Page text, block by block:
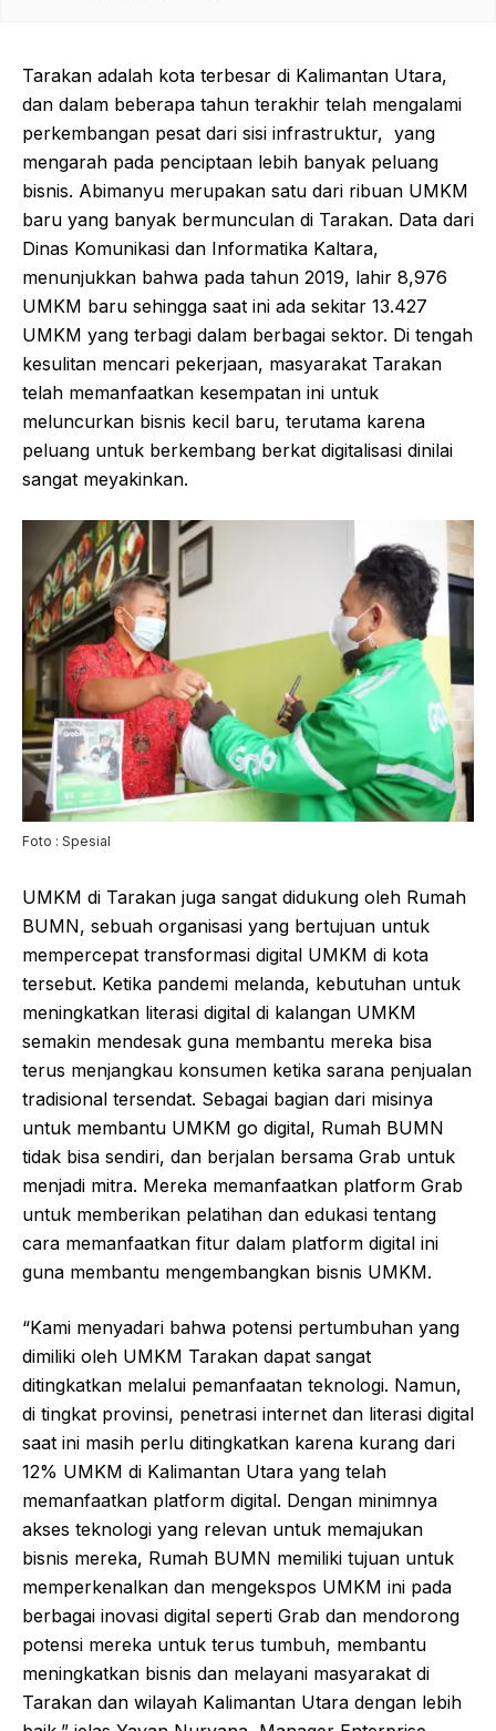
Tarakan adalah kota terbesar di Kalimantan Utara,
dan dalam beberapa tahun terakhir telah mengalami
perkembangan pesat dari sisi infrastruktur, yang
mengarah pada penciptaan lebih banyak peluang
bisnis. Abimanyu merupakan satu dari ribuan UMKM
baru yang banyak bermunculan di Tarakan. Data dari
Dinas Komunikasi dan Informatika Kaltara,
menunjukkan bahwa pada tahun 2019, lahir 8,976
UMKM baru sehingga saat ini ada sekitar 13.427
UMKM yang terbagi dalam berbagai sektor. Di tengah
kesulitan mencari pekerjaan, masyarakat Tarakan
telah memanfaatkan kesempatan ini untuk
meluncurkan bisnis kecil baru, terutama karena
peluang untuk berkembang berkat digitalisasi dinilai
sangat meyakinkan.
Foto : Spesial
UMKM di Tarakan juga sangat didukung oleh Rumah
BUMN, sebuah organisasi yang bertujuan untuk
mempercepat transformasi digital UMKM di kota
tersebut. Ketika pandemi melanda, kebutuhan untuk
meningkatkan literasi digital di kalangan UMKM
semakin mendesak guna membantu mereka bisa
terus menjangkau konsumen ketika sarana penjualan
tradisional tersendat. Sebagai bagian dari misinya
untuk membantu UMKM go digital, Rumah BUMN
tidak bisa sendiri, dan berjalan bersama Grab untuk
menjadi mitra. Mereka memanfaatkan platform Grab
untuk memberikan pelatihan dan edukasi tentang
cara memanfaatkan fitur dalam platform digital ini
guna membantu mengembangkan bisnis UMKM.
“Kami menyadari bahwa potensi pertumbuhan yang
dimiliki oleh UMKM Tarakan dapat sangat
ditingkatkan melalui pemanfaatan teknologi. Namun,
di tingkat provinsi, penetrasi internet dan literasi digital
saat ini masih perlu ditingkatkan karena kurang dari
12% UMKM di Kalimantan Utara yang telah
memanfaatkan platform digital. Dengan minimnya
akses teknologi yang relevan untuk memajukan
bisnis mereka, Rumah BUMN memiliki tujuan untuk
memperkenalkan dan mengekspos UMKM ini pada
berbagai inovasi digital seperti Grab dan mendorong
potensi mereka untuk terus tumbuh, membantu
meningkatkan bisnis dan melayani masyarakat di
Tarakan dan wilayah Kalimantan Utara dengan lebih